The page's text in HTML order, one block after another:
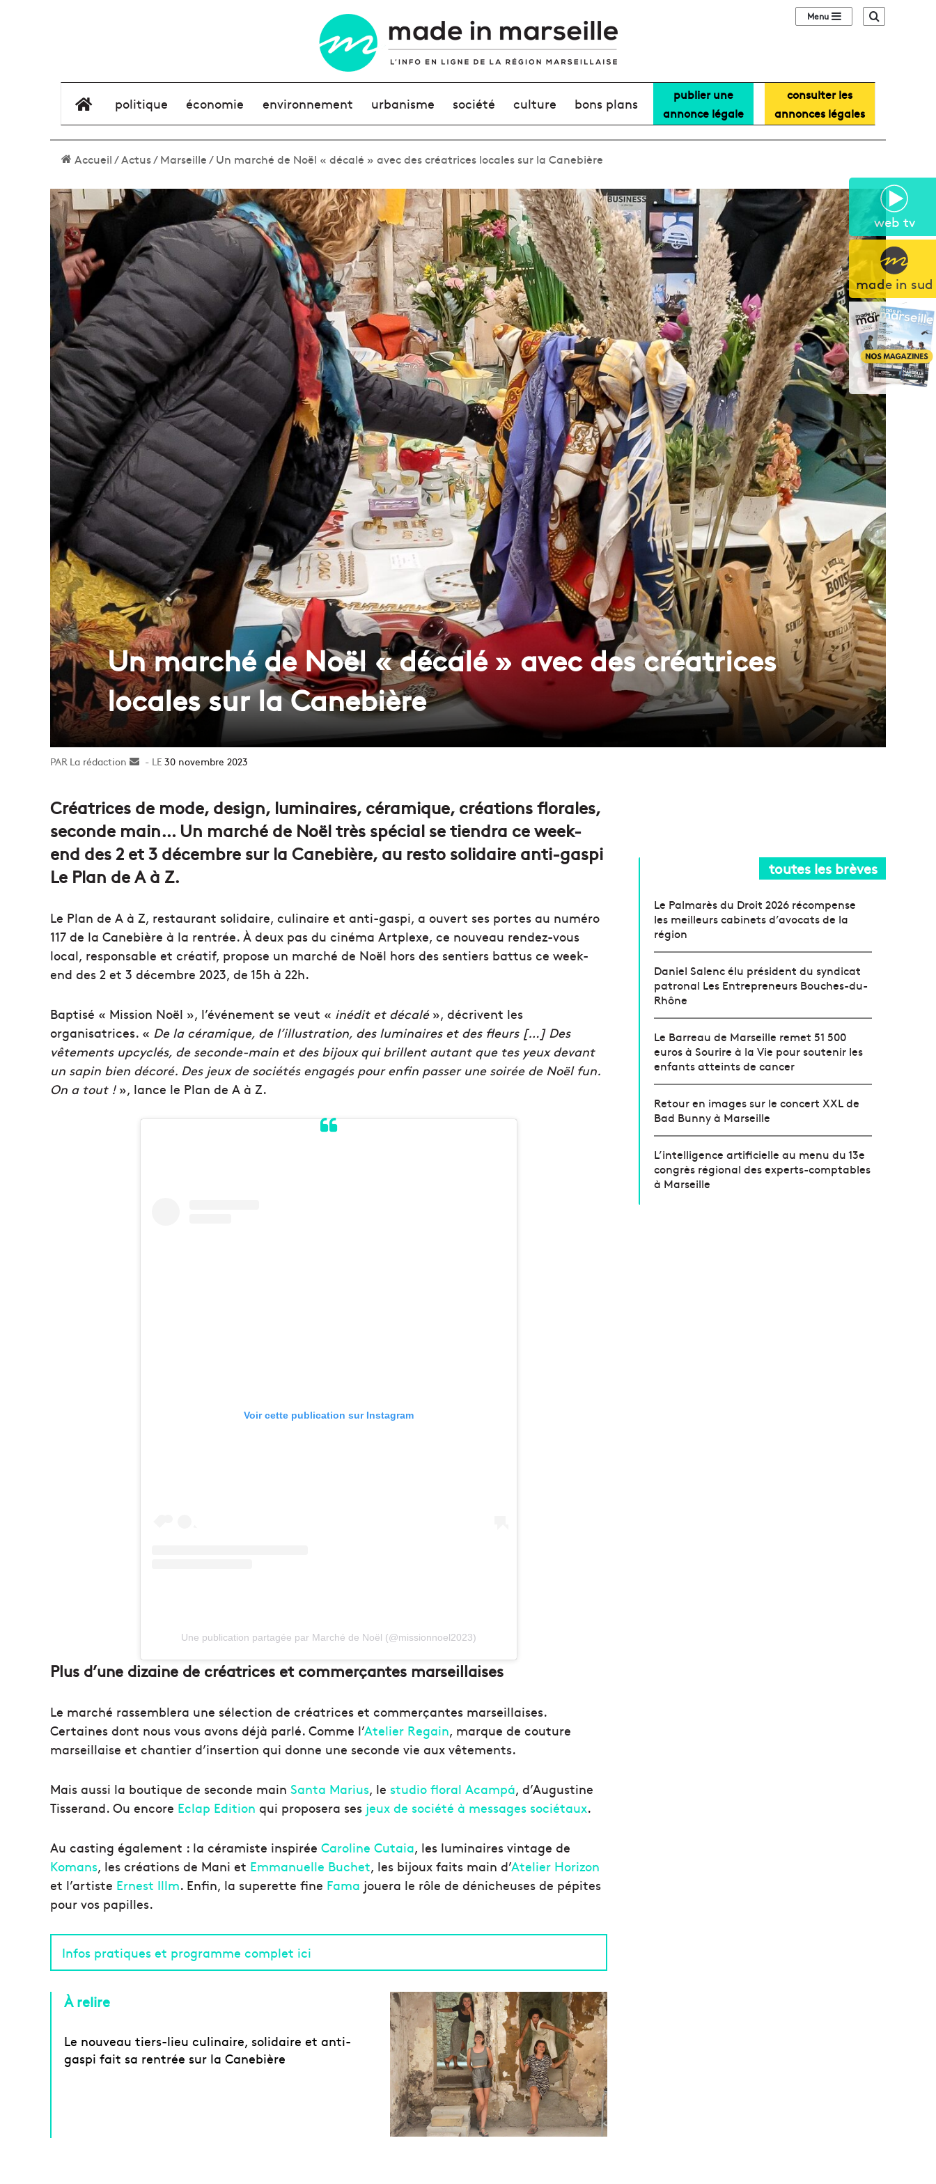
web tv
made in sud
Sidebar (barre
élément de menu
politique économie environnement urbanisme société culture bons plans
publier une
annonce légale
consulter les
annonces légales
Accueil/Actus/Marseille/Un marché de Noël « décalé » avec des créatrices locales sur la Canebière
Un marché de Noël « décalé » avec des créatrices
locales sur la Canebière
La rédaction
Envoyer30 novembre 2023
Créatrices de mode, design, luminaires, céramique, créations florales,
seconde main… Un marché de Noël très spécial se tiendra ce week-
end des 2 et 3 décembre sur la Canebière, au resto solidaire anti-gaspi
Le Plan de A à Z.
Le Plan de A à Z, restaurant solidaire, culinaire et anti-gaspi, a ouvert ses portes au numéro
117 de la Canebière à la rentrée. À deux pas du cinéma Artplexe, ce nouveau rendez-vous
local, responsable et créatif, propose un marché de Noël hors des sentiers battus ce week-
end des 2 et 3 décembre 2023, de 15h à 22h.
Baptisé « Mission Noël », l’événement se veut « inédit et décalé», décrivent les
organisatrices. « De la céramique, de l’illustration, des luminaires et des fleurs […] Des
vêtements upcyclés, de seconde-main et des bijoux qui brillent autant que tes yeux devant
un sapin bien décoré. Des jeux de sociétés engagés pour enfin passer une soirée de Noël fun.
On a tout !», lance le Plan de A à Z.
Voir cette publication sur Instagram
Une publication partagée par Marché de Noël (@missionnoel2023)
Plus d’une dizaine de créatrices et commerçantes marseillaises
Le marché rassemblera une sélection de créatrices et commerçantes marseillaises.
Certaines dont nous vous avons déjà parlé. Comme l’Atelier Regain, marque de couture
marseillaise et chantier d’insertion qui donne une seconde vie aux vêtements.
Mais aussi la boutique de seconde main Santa Marius, le studio floral Acampá, d’Augustine
Tisserand. Ou encore Eclap Edition qui proposera ses jeux de société à messages sociétaux.
Au casting également : la céramiste inspirée Caroline Cutaia, les luminaires vintage de
Komans, les créations de Mani et Emmanuelle Buchet, les bijoux faits main d’Atelier Horizon
et l’artiste Ernest Illm. Enfin, la superette fine Fama jouera le rôle de dénicheuses de pépites
pour vos papilles.
Infos pratiques et programme complet ici
À relire
Le nouveau tiers-lieu culinaire, solidaire et anti-
gaspi fait sa rentrée sur la Canebière
toutes les brèves
Le Palmarès du Droit 2026 récompense
les meilleurs cabinets d’avocats de la
région
Daniel Salenc élu président du syndicat
patronal Les Entrepreneurs Bouches-du-
Rhône
Le Barreau de Marseille remet 51 500
euros à Sourire à la Vie pour soutenir les
enfants atteints de cancer
Retour en images sur le concert XXL de
Bad Bunny à Marseille
L’intelligence artificielle au menu du 13e
congrès régional des experts-comptables
à Marseille